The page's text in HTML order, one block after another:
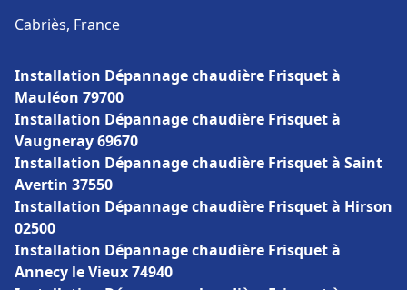
Cabriès, France
Installation Dépannage chaudière Frisquet à
Mauléon 79700
Installation Dépannage chaudière Frisquet à
Vaugneray 69670
Installation Dépannage chaudière Frisquet à Saint
Avertin 37550
Installation Dépannage chaudière Frisquet à Hirson
02500
Installation Dépannage chaudière Frisquet à
Annecy le Vieux 74940